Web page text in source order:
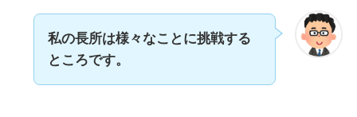
私の長所は様々なことに挑戦する
ところです。